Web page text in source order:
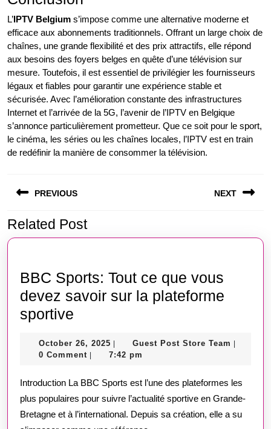
L’IPTV Belgium s’impose comme une alternative moderne et
efficace aux abonnements traditionnels. Offrant un large choix de
chaînes, une grande flexibilité et des prix attractifs, elle répond
aux besoins des foyers belges en quête d’une télévision sur
mesure. Toutefois, il est essentiel de privilégier les fournisseurs
légaux et fiables pour garantir une expérience stable et
sécurisée. Avec l’amélioration constante des infrastructures
Internet et l’arrivée de la 5G, l’avenir de l’IPTV en Belgique
s’annonce particulièrement prometteur. Que ce soit pour le sport,
le cinéma, les séries ou les chaînes locales, l’IPTV est en train
de redéfinir la manière de consommer la télévision.
navigation
PREVIOUS
Previous
post:
NEXT
post:
Related Post
BBC Sports: Tout ce que vous
devez savoir sur la plateforme
sportive
Tout
que
vous
devez
October 26, 2025 October
26,
| Guest Post Store Team Guest
|
0 Comment | 7:42 pm
Introduction La BBC Sports est l’une des plateformes les
plus populaires pour suivre l’actualité sportive en Grande-
Bretagne et à l’international. Depuis sa création, elle a su